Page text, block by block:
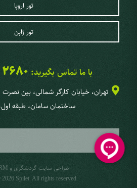
تور اروپا
تور ژاپن
با ما تماس بگیرید: 2680
ساختمان سامان، طبقه اول،
طراحی سایت گردشگری و
Spilet. All rights reserved.